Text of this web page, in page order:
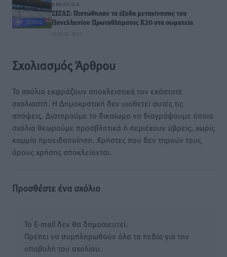
ΑΘΛΗΤΙΚΆ
ΣΕΓΑΣ: Πιστώθηκαν τα έξοδα μετακίνησης του
Πανελληνίου Πρωταθλήματος Κ20 στα σωματεία
08.08.26 · 10:51
Σχολιασμός Άρθρου
Τα σχόλια εκφράζουν αποκλειστικά τον εκάστοτε
σχολιαστή. Η Δημοκρατική δεν υιοθετεί αυτές τις
απόψεις. Διατηρούμε το δικαίωμα να διαγράψουμε όποια
σχόλια θεωρούμε προσβλητικά ή περιέχουν ύβρεις, χωρίς
καμμία προειδοποίηση. Χρήστες που δεν τηρούν τους
όρους χρήσης αποκλείονται.
Προσθέστε ένα σχόλιο
Το E-mail δεν θα δημοσιευτεί.
Πρέπει να συμπληρωθούν όλα τα πεδία για την
υποβολή του σχολίου.